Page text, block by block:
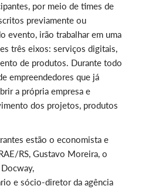
por meio de times de
previamente ou
evento, irão trabalhar em uma
três eixos: serviços digitais,
de produtos. Durante todo
empreendedores que já
a própria empresa e
dos projetos, produtos
estão o economista e
RS, Gustavo Moreira, o
e sócio-diretor da agência